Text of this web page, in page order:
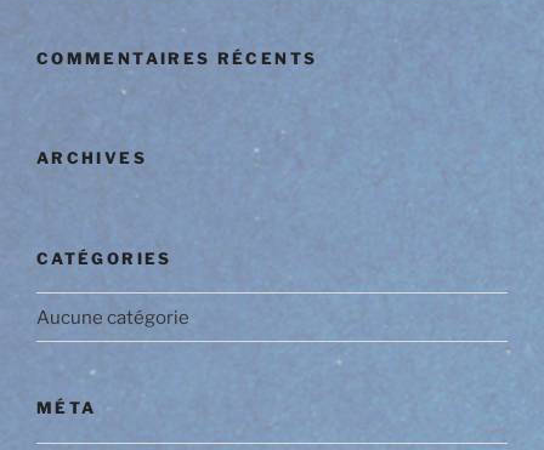
COMMENTAIRES RÉCENTS
ARCHIVES
CATÉGORIES
Aucune catégorie
MÉTA